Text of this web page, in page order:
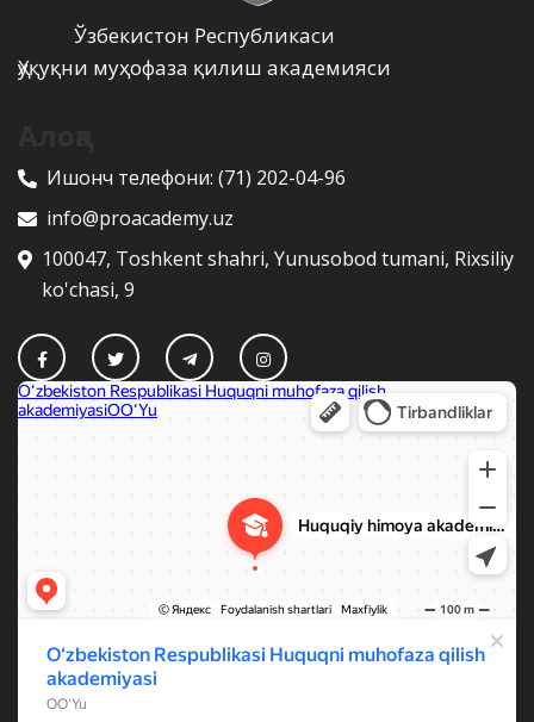
Ўзбекистон Республикаси
Ҳуқуқни муҳофаза қилиш академияси
Ишонч телефони: (71) 202-04-96
info@proacademy.uz
100047, Toshkent shahri, Yunusobod tumani, Rixsiliy
ko'chasi, 9